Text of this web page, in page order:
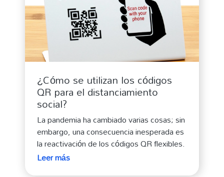
¿Cómo se utilizan los códigos
QR para el distanciamiento
social?
La pandemia ha cambiado varias cosas; sin
embargo, una consecuencia inesperada es
la reactivación de los códigos QR flexibles.
Leer más